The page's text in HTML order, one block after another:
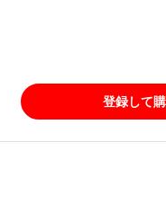
登録して